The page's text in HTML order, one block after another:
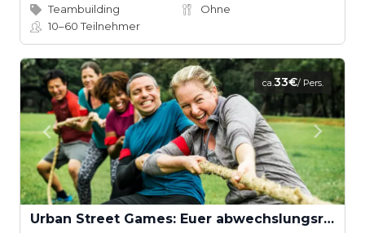
Teambuilding
Ohne
10–60Teilnehmer
ca.33€/ Pers.
Urban Street Games: Euer abwechslungsreiches Teamevent